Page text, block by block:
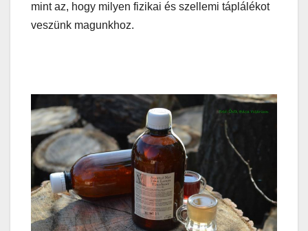
mint az, hogy milyen fizikai és szellemi táplálékot
veszünk magunkhoz.